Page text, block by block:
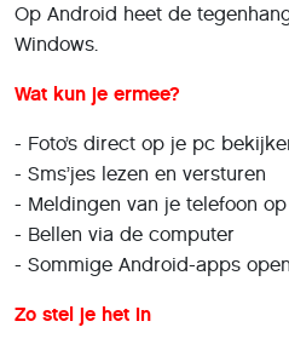
Op Android heet de
Windows.
Wat kun je ermee?
- Foto’s direct op je pc
- Sms’jes lezen en versturen
- Meldingen van je telefoon
- Bellen via de computer
- Sommige Android-apps
Zo stel je het in